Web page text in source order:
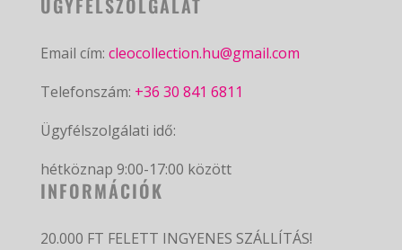
ÜGYFÉLSZOLGÁLAT
Email cím: cleocollection.hu@gmail.com
Telefonszám: +36 30 841 6811
Ügyfélszolgálati idő:
hétköznap 9:00-17:00 között
INFORMÁCIÓK
20.000 FT FELETT INGYENES SZÁLLÍTÁS!